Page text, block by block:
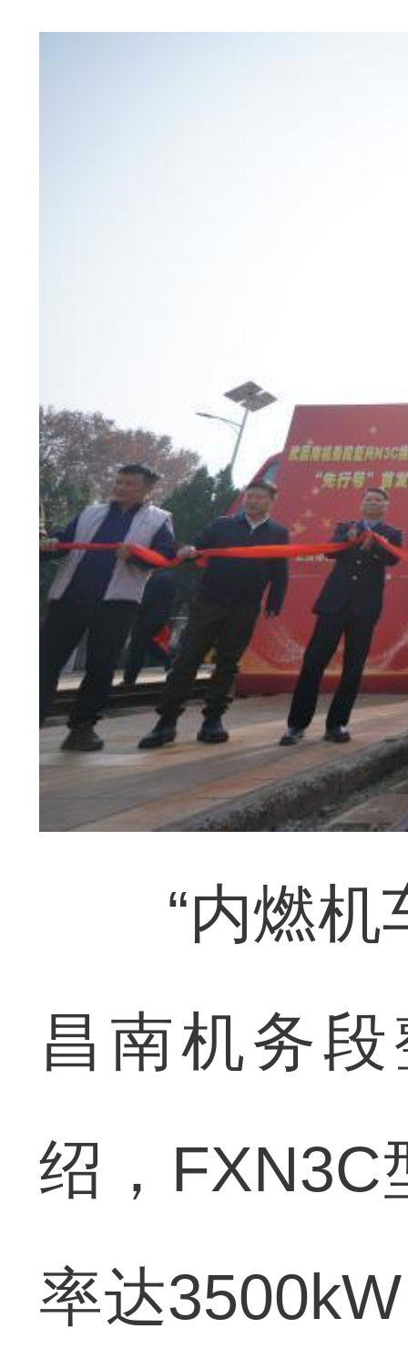
“内燃机车
昌南机务
绍，FXN3C
率达